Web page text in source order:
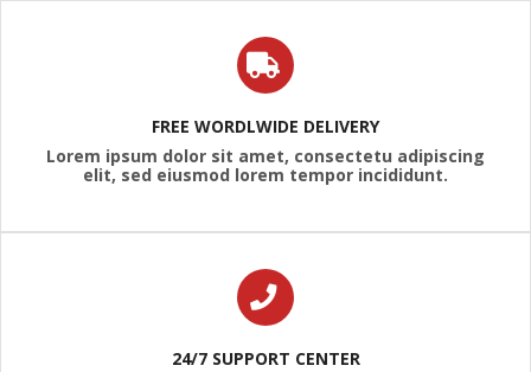
FREE WORDLWIDE DELIVERY
Lorem ipsum dolor sit amet, consectetu adipiscing
elit, sed eiusmod lorem tempor incididunt.
24/7 SUPPORT CENTER